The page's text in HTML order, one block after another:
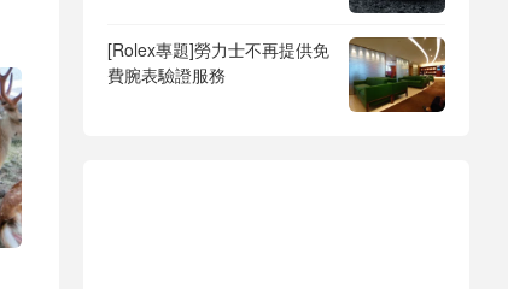
[Rolex專題]勞力士不再提供免
費腕表驗證服務